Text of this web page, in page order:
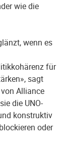
wie die
wenn es
für
sagt
Alliance
die UNO-
konstruktiv
oder